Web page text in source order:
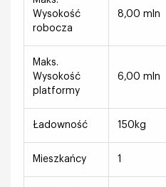
Wysokość
robocza
8,00 mln
Maks.
Wysokość
platformy
6,00 mln
Ładowność 150kg
Mieszkańcy 1